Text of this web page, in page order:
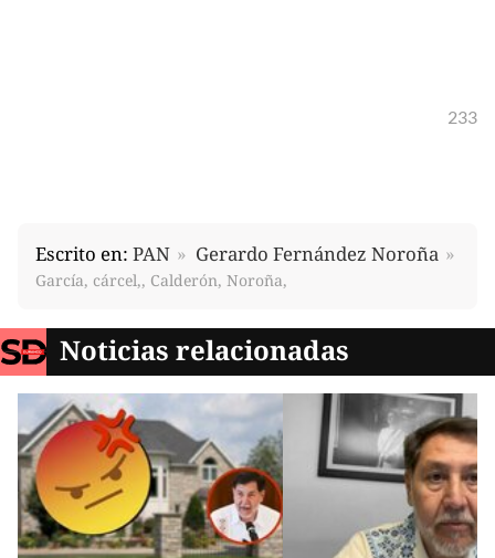
233
Escrito en: PAN Gerardo Fernández Noroña
García, cárcel,, Calderón, Noroña,
Noticias relacionadas